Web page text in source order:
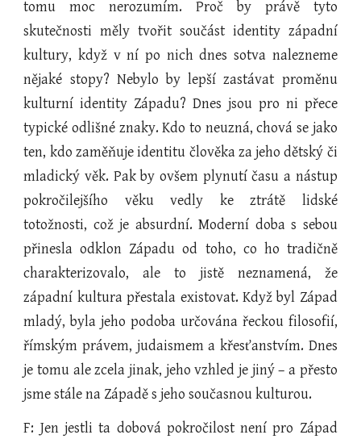
tomu moc nerozumím. Proč by právě tyto
skutečnosti měly tvořit součást identity západní
kultury, když v ní po nich dnes sotva nalezneme
nějaké stopy? Nebylo by lepší zastávat proměnu
kulturní identity Západu? Dnes jsou pro ni přece
typické odlišné znaky. Kdo to neuzná, chová se jako
ten, kdo zaměňuje identitu člověka za jeho dětský či
mladický věk. Pak by ovšem plynutí času a nástup
pokročilejšího věku vedly ke ztrátě lidské
totožnosti, což je absurdní. Moderní doba s sebou
přinesla odklon Západu od toho, co ho tradičně
charakterizovalo, ale to jistě neznamená, že
západní kultura přestala existovat. Když byl Západ
mladý, byla jeho podoba určována řeckou filosofií,
římským právem, judaismem a křesťanstvím. Dnes
je tomu ale zcela jinak, jeho vzhled je jiný – a přesto
jsme stále na Západě s jeho současnou kulturou.
F: Jen jestli ta dobová pokročilost není pro Západ